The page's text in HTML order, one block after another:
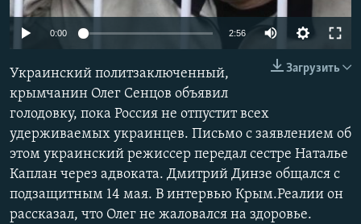
ПОБЕДИТЕЛЕЙ НЕ СУДЯТ?
ELIFBE
УКРАИНСКАЯ ПРОБЛЕМА КРЫМА
ПРИСОЕДИНЯЙТЕСЬ!
Все сайты RFE/RL
0:00 2:56
Загрузить
Украинский политзаключенный,
крымчанин Олег Сенцов объявил
голодовку, пока Россия не отпустит всех
удерживаемых украинцев. Письмо с заявлением об
этом украинский режиссер передал сестре Наталье
Каплан через адвоката. Дмитрий Динзе общался с
подзащитным 14 мая. В интервью Крым.Реалии он
рассказал, что Олег не жаловался на здоровье.